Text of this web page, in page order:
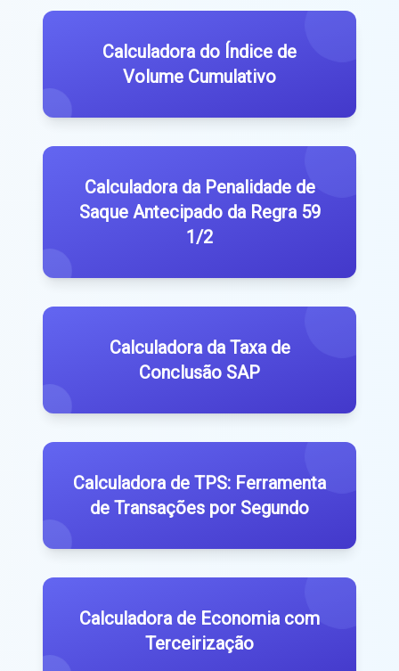
Calculadora do Índice de
Volume Cumulativo
Calculadora da Penalidade de
Saque Antecipado da Regra 59
1/2
Calculadora da Taxa de
Conclusão SAP
Calculadora de TPS: Ferramenta
de Transações por Segundo
Calculadora de Economia com
Terceirização